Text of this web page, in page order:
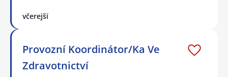
včerejší
Provozní Koordinátor/Ka Ve
Zdravotnictví